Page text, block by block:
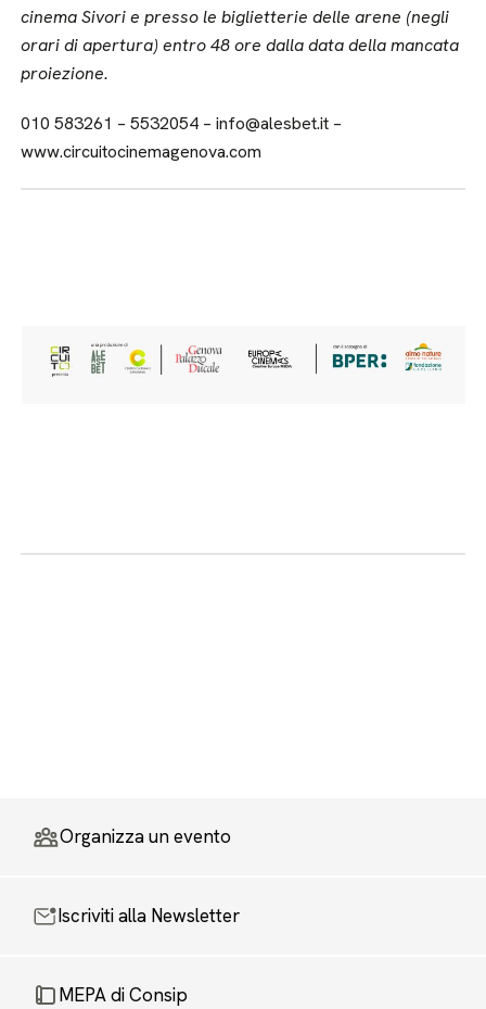
cinema Sivori e presso le biglietterie delle arene (negli
orari di apertura) entro 48 ore dalla data della mancata
proiezione.
010 583261 – 5532054 – info@alesbet.it –
www.circuitocinemagenova.com
Organizza un evento
Iscriviti alla Newsletter
MEPA di Consip